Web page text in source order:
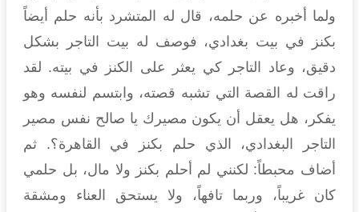
ولما أخبره عن حلمه، قال له المتشرد بأنه حلم أيضاً
بكنز في بيت بغدادي، فوصف له بيت التاجر بشكل
دقيق، وعاد التاجر كي يعثر على الكنز في بيته. لقد
راقت له القصة التي تشبه قصته، وابتسم لنفسه وهو
يفكر، هل يعقل أن يكون مصيرك يا صالح نفس مصير
التاجر البغدادي، الذي حلم بكنز في القاهرة؟. ثم
أضاف محبطاً: لكنني لم أحلم بكنز ولا مال، بل حلمي
كان غريباً، وربما تافهاً، ولا يستحق العناء ومشقة